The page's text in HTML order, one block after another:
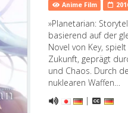
Anime Film
»Planetarian:
basierend auf der
Novel von Key,
Zukunft, geprägt
und Chaos. Durch
nuklearen Waffen…
|